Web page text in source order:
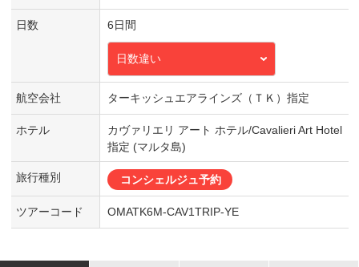
日数 6日間
日数違い
航空会社 ターキッシュエアラインズ（ＴＫ）指定
ホテル
カヴァリエリ アート ホテル/Cavalieri Art Hotel
指定 (マルタ島)
旅行種別 コンシェルジュ予約
ツアーコード OMATK6M-CAV1TRIP-YE